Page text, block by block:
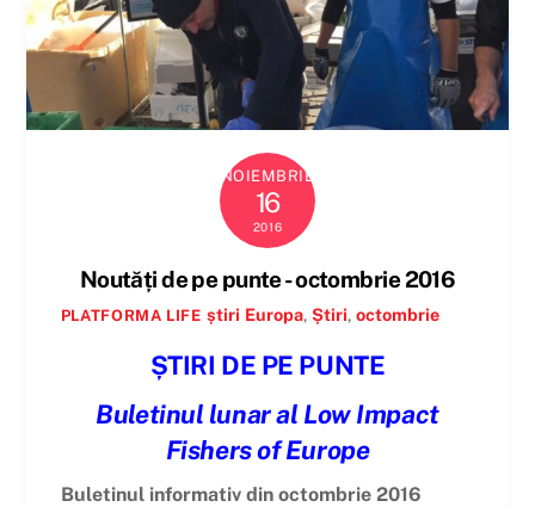
NOIEMBRIE
16
2016
Noutăți de pe punte - octombrie 2016
PLATFORMA LIFE știri Europa, Știri, octombrie
ȘTIRI DE PE PUNTE
Buletinul lunar al Low Impact
Fishers of Europe
Buletinul informativ din octombrie 2016